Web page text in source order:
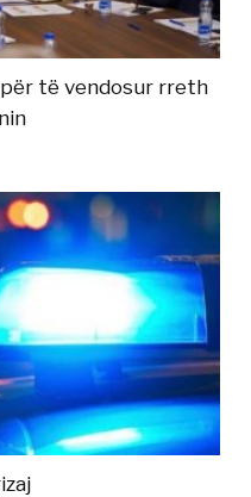
të vendosur rreth